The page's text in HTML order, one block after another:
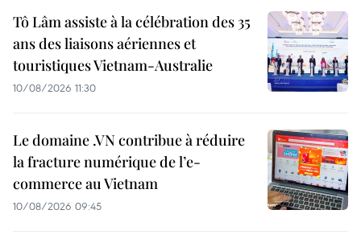
Tô Lâm assiste à la célébration des 35
ans des liaisons aériennes et
touristiques Vietnam-Australie
10/08/2026 11:30
Le domaine .VN contribue à réduire
la fracture numérique de l’e-
commerce au Vietnam
10/08/2026 09:45